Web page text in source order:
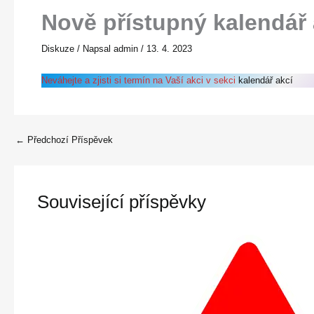
Nově přístupný kalendář
Diskuze / Napsal admin / 13. 4. 2023
Neváhejte a zjisti si termín na Vaší akci v sekci kalendář akcí
← Předchozí Příspěvek
Související příspěvky